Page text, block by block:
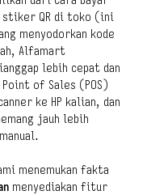
stiker QR di toko (ini
menyodorkan kode
Alfamart
lebih cepat dan
of Sales (POS)
ke HP kalian, dan
jauh lebih
menemukan fakta
menyediakan fitur